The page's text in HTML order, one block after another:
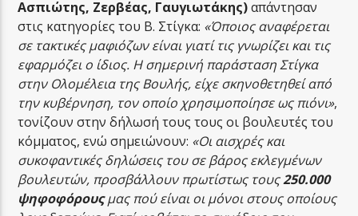
Ασπιώτης, Ζερβέας, Γαυγιωτάκης)απάντησαν
στις κατηγορίες του Β. Στίγκα: «Όποιος αναφέρεται
σε τακτικές μαφιόζων είναι γιατί τις γνωρίζει και τις
εφαρμόζει ο ίδιος. Η σημερινή παράσταση Στίγκα
στην Ολομέλεια της Βουλής, είχε σκηνοθετηθεί από
την κυβέρνηση, τον οποίο χρησιμοποίησε ως πιόνι»,
τονίζουν στην δήλωσή τους τους οι βουλευτές του
κόμματος, ενώ σημειώνουν: «Οι αισχρές και
συκοφαντικές δηλώσεις του σε βάρος εκλεγμένων
βουλευτών, προσβάλλουν πρωτίστως τους250.000
ψηφοφόρουςμας πού είναι οι μόνοι στους οποίους